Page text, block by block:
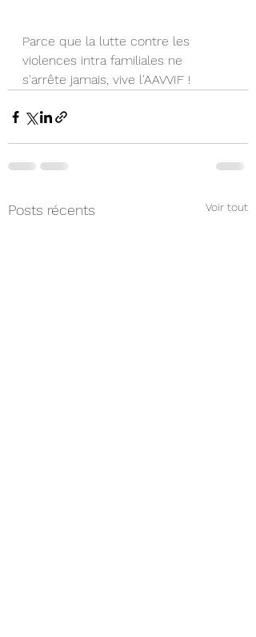
Parce que la lutte contre les
violences intra familiales ne
s'arrête jamais, vive l'AAVVIF !
Posts récents Voir tout